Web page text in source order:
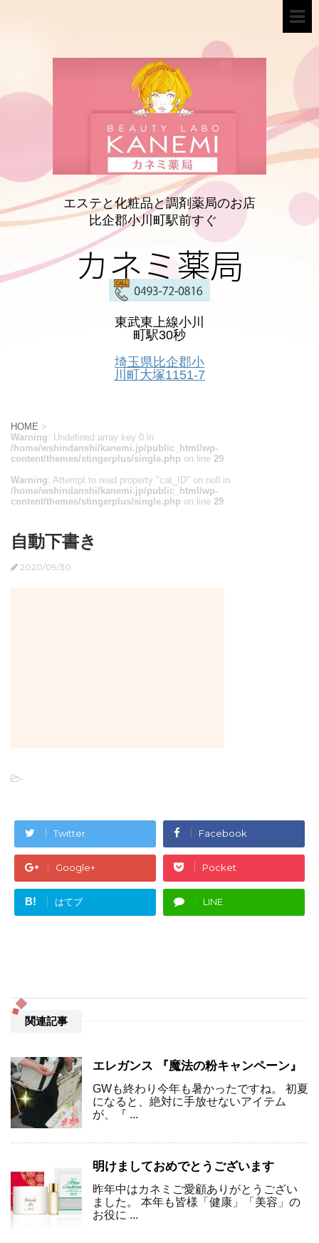
エステと化粧品と調剤薬局のお店
比企郡小川町駅前すぐ
カネミ薬局
東武東上線小川
町駅30秒
埼玉県比企郡小
川町大塚1151-7
HOME >
Warning: Undefined array key 0 in
/home/wshindanshi/kanemi.jp/public_html/wp-
content/themes/stingerplus/single.php on line 29
Warning: Attempt to read property "cat_ID" on null in
/home/wshindanshi/kanemi.jp/public_html/wp-
content/themes/stingerplus/single.php on line 29
自動下書き
2020/09/30
-
Twitter Facebook
Google+ Pocket
B! はてブ LINE
関連記事
エレガンス 『魔法の粉キャンペーン』
GWも終わり今年も暑かったですね。 初夏
になると、絶対に手放せないアイテム
が、『 ...
明けましておめでとうございます
昨年中はカネミご愛顧ありがとうござい
ました。 本年も皆様「健康」「美容」の
お役に ...